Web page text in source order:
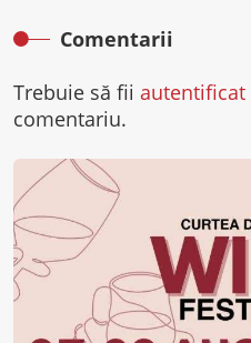
Comentarii
Trebuie să fii autentificat
comentariu.